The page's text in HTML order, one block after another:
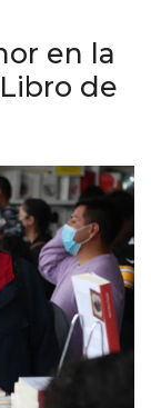
en la
de